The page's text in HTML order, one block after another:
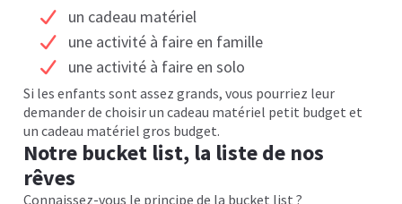
un cadeau matériel
une activité à faire en famille
une activité à faire en solo
Si les enfants sont assez grands, vous pourriez leur
demander de choisir un cadeau matériel petit budget et
un cadeau matériel gros budget.
Notre bucket list, la liste de nos
rêves
Connaissez-vous le principe de la bucket list ?